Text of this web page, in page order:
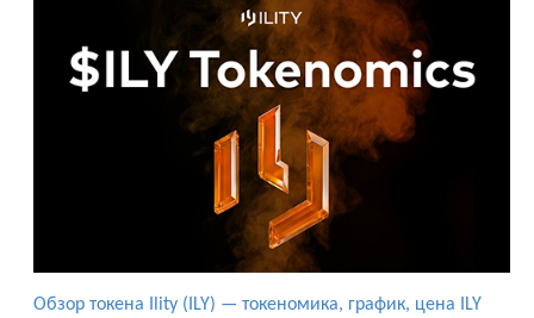
Обзор токена Ility (ILY) — токеномика, график, цена ILY